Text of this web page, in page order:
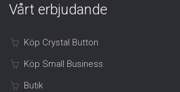
Vårt erbjudande
Köp Crystal Button
Köp Small Business
Butik